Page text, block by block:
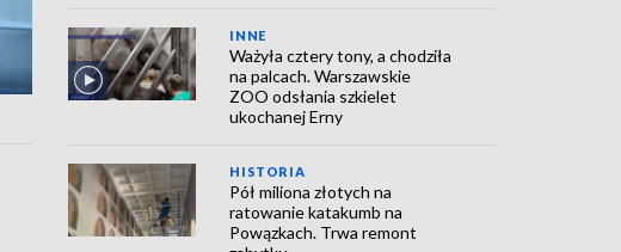
INNE
Ważyła cztery tony, a chodziła
na palcach. Warszawskie
ZOO odsłania szkielet
ukochanej Erny
HISTORIA
Pół miliona złotych na
ratowanie katakumb na
Powązkach. Trwa remont